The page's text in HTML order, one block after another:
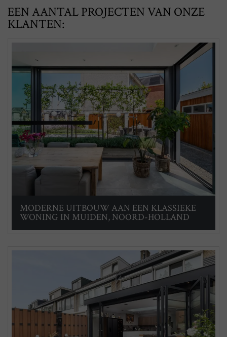
EEN AANTAL PROJECTEN VAN ONZE
KLANTEN:
MODERNE UITBOUW AAN EEN KLASSIEKE
WONING IN MUIDEN, NOORD-HOLLAND